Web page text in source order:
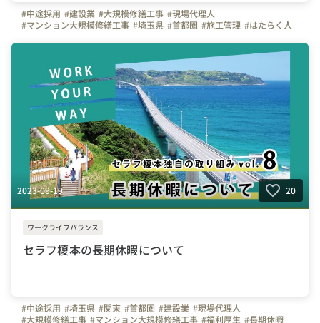
#中途採用 #建設業 #大規模修繕工事 #現場代理人
#マンション大規模修繕工事 #埼玉県 #首都圏 #施工管理 #はたらく人
2023-09-19 20
ワークライフバランス
セラフ榎本の長期休暇について
#中途採用 #埼玉県 #関東 #首都圏 #建設業 #現場代理人
#大規模修繕工事 #マンション大規模修繕工事 #福利厚生 #長期休暇